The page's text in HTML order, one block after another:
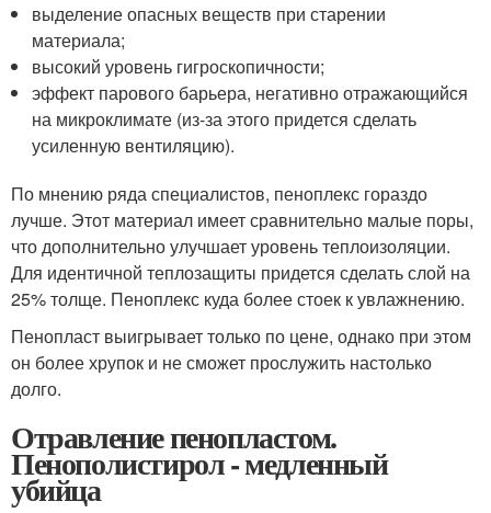
выделение опасных веществ при старении
материала;
высокий уровень гигроскопичности;
эффект парового барьера, негативно отражающийся
на микроклимате (из-за этого придется сделать
усиленную вентиляцию).
По мнению ряда специалистов, пеноплекс гораздо
лучше. Этот материал имеет сравнительно малые поры,
что дополнительно улучшает уровень теплоизоляции.
Для идентичной теплозащиты придется сделать слой на
25% толще. Пеноплекс куда более стоек к увлажнению.
Пенопласт выигрывает только по цене, однако при этом
он более хрупок и не сможет прослужить настолько
долго.
Отравление пенопластом.
Пенополистирол - медленный
убийца